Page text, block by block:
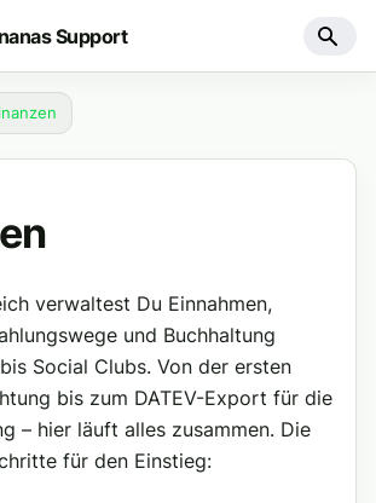
Support
verwaltest Du Einnahmen,
und Buchhaltung
Social Clubs. Von der ersten
bis zum DATEV-Export für die
– hier läuft alles zusammen. Die
für den Einstieg: